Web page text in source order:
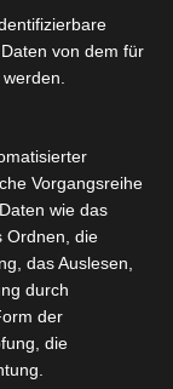
(EST)
von dem für
Vorgangsreihe
wie das
Ordnen, die
das Auslesen,
durch
der
die